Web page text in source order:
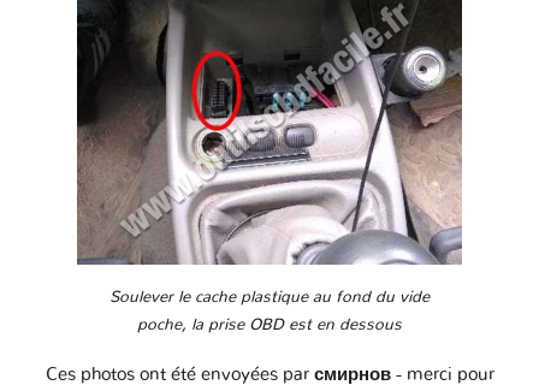
Soulever le cache plastique au fond du vide
poche, la prise OBD est en dessous
Ces photos ont été envoyées par смирнов - merci pour